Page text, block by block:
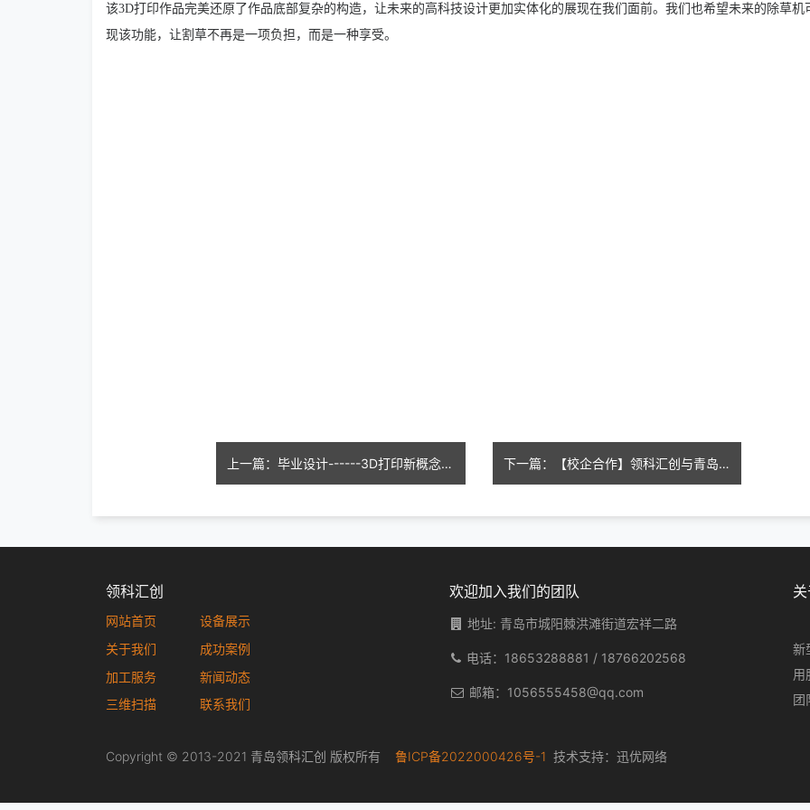
该3D打印作品完美还原了作品底部复杂的构造，让未来的高科技设计更加实体化的展现在我们面前。我们也希望未来的除草机
现该功能，让割草不再是一项负担，而是一种享受。
上一篇：毕业设计------3D打印新概念游艇 下一篇：【校企合作】领科汇创与青岛工程职业学院共建校外实训基地
领科汇创
网站首页
关于我们
加工服务
三维扫描
设备展示
成功案例
新闻动态
联系我们
欢迎加入我们的团队
地址: 青岛市城阳棘洪滩街道宏祥二路
电话： 18653288881 / 18766202568
邮箱： 1056555458@qq.com
新
用
团
Copyright © 2013-2021 青岛领科汇创 版权所有 鲁ICP备2022000426号-1 技术支持： 迅优网络